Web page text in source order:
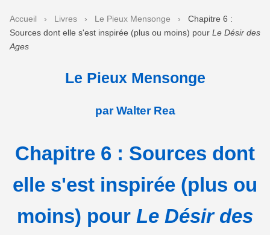
Accueil › Livres › Le Pieux Mensonge ›
Chapitre 6 :
Sources dont elle s'est inspirée (plus ou moins) pour Le Désir des
Ages
Le Pieux Mensonge
par Walter Rea
Chapitre 6 : Sources dont
elle s'est inspirée (plus ou
moins) pour Le Désir des